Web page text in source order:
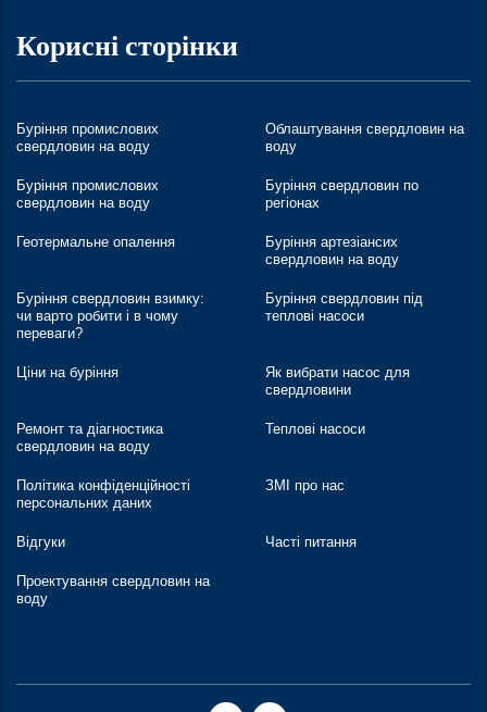
Корисні сторінки
Буріння промислових
свердловин на воду
Облаштування свердловин на
воду
Буріння промислових
свердловин на воду
Буріння свердловин по
регіонах
Геотермальне опалення
Буріння артезіансих
свердловин на воду
Буріння свердловин взимку:
чи варто робити і в чому
переваги?
Буріння свердловин під
теплові насоси
Ціни на буріння
Як вибрати насос для
свердловини
Ремонт та діагностика
свердловин на воду
Теплові насоси
Політика конфіденційності
персональних даних
ЗМІ про нас
Відгуки Часті питання
Проектування свердловин на
воду